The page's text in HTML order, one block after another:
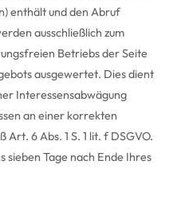
enthält und den Abruf
ausschließlich zum
Betriebs der Seite
ausgewertet. Dies dient
Interessensabwägung
an einer korrekten
6 Abs. 1 S. 1 lit. f DSGVO.
Tage nach Ende Ihres